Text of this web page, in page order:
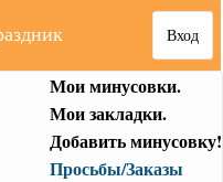
Вход
Мои минусовки.
Мои закладки.
Добавить минусовку!
Просьбы/Заказы